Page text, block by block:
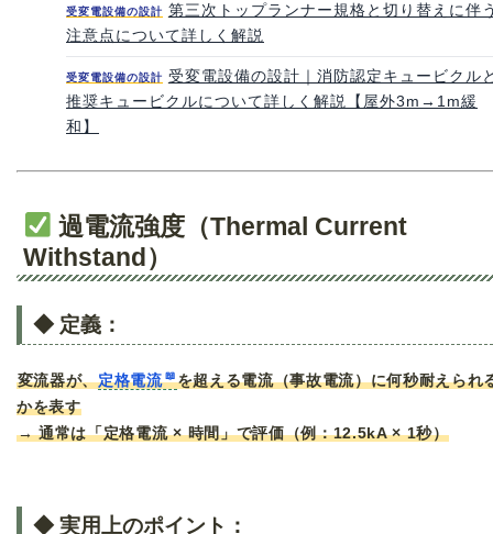
受変電設備の設計 第三次トップランナー規格と切り替えに伴
注意点について詳しく解説
受変電設備の設計 受変電設備の設計｜消防認定キュービクル
推奨キュービクルについて詳しく解説【屋外3m→1m緩
和】
過電流強度（Thermal Current
Withstand）
◆ 定義：
変流器が、定格電流
を超える電流（事故電流）に何秒耐えられ
かを表す
→ 通常は「定格電流 × 時間」で評価（例：12.5kA × 1秒）
◆ 実用上のポイント：